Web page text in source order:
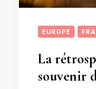
EUROPE
La
souvenir